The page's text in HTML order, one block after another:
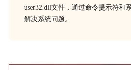
user32.dll文件，通过命令提示符和
解决系统问题。